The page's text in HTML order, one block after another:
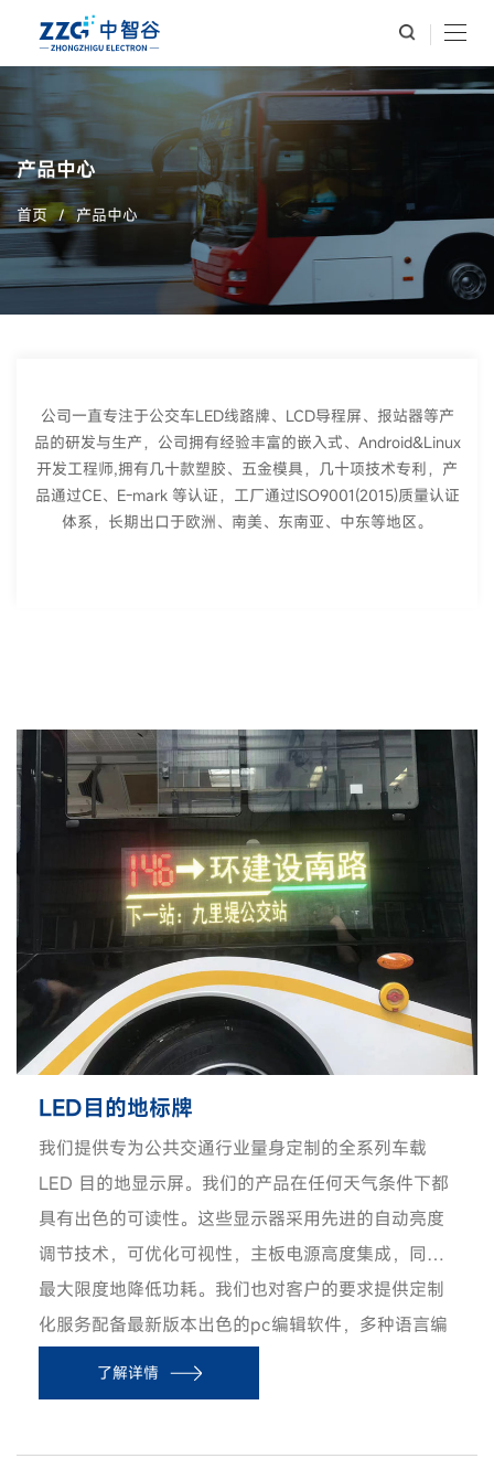
产品中心
首页 / 产品中心
公司一直专注于公交车LED线路牌、LCD导程屏、报站器等产
品的研发与生产，公司拥有经验丰富的嵌入式、Android&Linux
开发工程师,拥有几十款塑胶、五金模具，几十项技术专利，产
品通过CE、E-mark 等认证，工厂通过ISO9001(2015)质量认证
体系，长期出口于欧洲、南美、东南亚、中东等地区。
LED目的地标牌
我们提供专为公共交通行业量身定制的全系列车载
LED 目的地显示屏。我们的产品在任何天气条件下都
具有出色的可读性。这些显示器采用先进的自动亮度
调节技术，可优化可视性，主板电源高度集成，同时
最大限度地降低功耗。我们也对客户的要求提供定制
化服务配备最新版本出色的pc编辑软件，多种语言编
辑，定制的字体为 与云端管理平台搭配使用，可以以
组为单位远程更新固件，更新内容等。
了解详情